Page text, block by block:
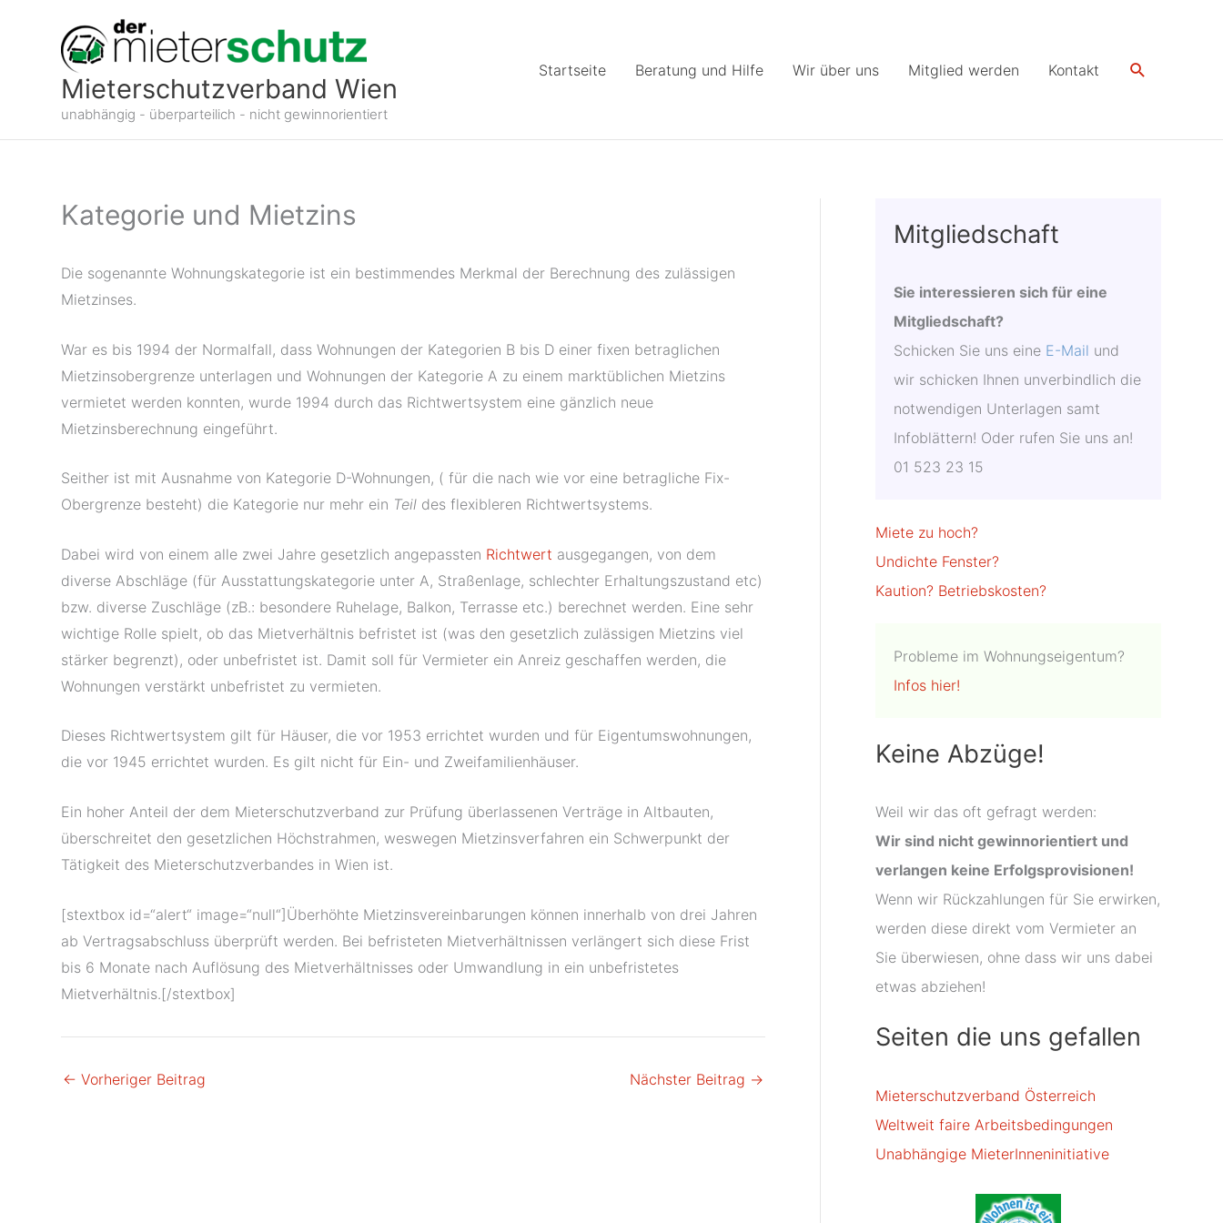
Mieterschutzverband Wien
unabhängig - überparteilich - nicht gewinnorientiert
Startseite Beratung und Hilfe Wir über uns Mitglied werden Kontakt Suchen
Kategorie und Mietzins
Die sogenannte Wohnungskategorie ist ein bestimmendes Merkmal der Berechnung des zulässigen
Mietzinses.
War es bis 1994 der Normalfall, dass Wohnungen der Kategorien B bis D einer fixen betraglichen
Mietzinsobergrenze unterlagen und Wohnungen der Kategorie A zu einem marktüblichen Mietzins
vermietet werden konnten, wurde 1994 durch das Richtwertsystem eine gänzlich neue
Mietzinsberechnung eingeführt.
Seither ist mit Ausnahme von Kategorie D-Wohnungen, ( für die nach wie vor eine betragliche Fix-
Obergrenze besteht) die Kategorie nur mehr ein Teil des flexibleren Richtwertsystems.
Dabei wird von einem alle zwei Jahre gesetzlich angepassten Richtwert ausgegangen, von dem
diverse Abschläge (für Ausstattungskategorie unter A, Straßenlage, schlechter Erhaltungszustand etc)
bzw. diverse Zuschläge (zB.: besondere Ruhelage, Balkon, Terrasse etc.) berechnet werden. Eine sehr
wichtige Rolle spielt, ob das Mietverhältnis befristet ist (was den gesetzlich zulässigen Mietzins viel
stärker begrenzt), oder unbefristet ist. Damit soll für Vermieter ein Anreiz geschaffen werden, die
Wohnungen verstärkt unbefristet zu vermieten.
Dieses Richtwertsystem gilt für Häuser, die vor 1953 errichtet wurden und für Eigentumswohnungen,
die vor 1945 errichtet wurden. Es gilt nicht für Ein- und Zweifamilienhäuser.
Ein hoher Anteil der dem Mieterschutzverband zur Prüfung überlassenen Verträge in Altbauten,
überschreitet den gesetzlichen Höchstrahmen, weswegen Mietzinsverfahren ein Schwerpunkt der
Tätigkeit des Mieterschutzverbandes in Wien ist.
[stextbox id=“alert“ image=“null“]Überhöhte Mietzinsvereinbarungen können innerhalb von drei Jahren
ab Vertragsabschluss überprüft werden. Bei befristeten Mietverhältnissen verlängert sich diese Frist
bis 6 Monate nach Auflösung des Mietverhältnisses oder Umwandlung in ein unbefristetes
Mietverhältnis.[/stextbox]
← Vorheriger Beitrag Nächster Beitrag →
Mitgliedschaft
Sie interessieren sich für eine
Mitgliedschaft?
Schicken Sie uns eine E-Mail und
wir schicken Ihnen unverbindlich die
not­wendigen Unterlagen samt
Infoblättern! Oder rufen Sie uns an!
01 523 23 15
Miete zu hoch?
Undichte Fenster?
Kaution? Betriebskosten?
Probleme im Wohnungseigentum?
Infos hier!
Keine Abzüge!
Weil wir das oft gefragt werden:
Wir sind nicht gewinnorientiert und
verlangen keine Erfolgsprovisionen!
Wenn wir Rückzahlungen für Sie erwirken,
werden diese direkt vom Vermieter an
Sie überwiesen, ohne dass wir uns dabei
etwas abziehen!
Seiten die uns gefallen
Mieterschutzverband Österreich
Weltweit faire Arbeitsbedingungen
Unabhängige MieterInneninitiative